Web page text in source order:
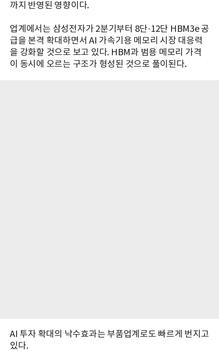
까지 반영된 영향이다.
업계에서는 삼성전자가 2분기부터 8단·12단 HBM3e 공
급을 본격 확대하면서 AI 가속기용 메모리 시장 대응력
을 강화할 것으로 보고 있다. HBM과 범용 메모리 가격
이 동시에 오르는 구조가 형성된 것으로 풀이된다.
AI 투자 확대의 낙수효과는 부품업계로도 빠르게 번지고
있다.